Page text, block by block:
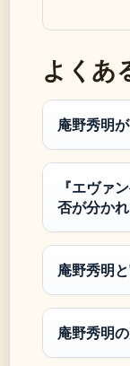
よくあ
庵野秀明
『エヴァ
否が分か
庵野秀明
庵野秀明